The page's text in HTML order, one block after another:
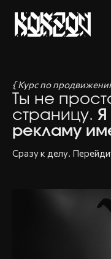
{ Курс по
Ты не
страницу. Я
рекламу
Сразу к делу.